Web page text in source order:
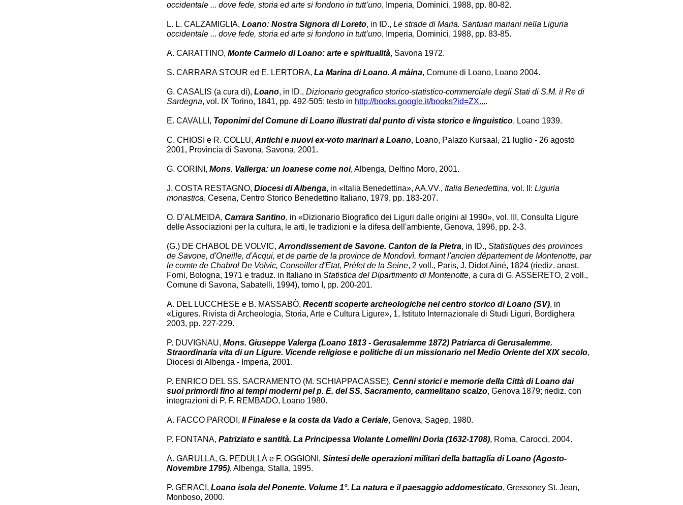
occidentale ... dove fede, storia ed arte si fondono in tutt’uno, Imperia, Dominici, 1988, pp. 80-82.
L. L. CALZAMIGLIA, Loano: Nostra Signora di Loreto, in ID., Le strade di Maria. Santuari mariani nella Liguria
occidentale ... dove fede, storia ed arte si fondono in tutt’uno, Imperia, Dominici, 1988, pp. 83-85.
A. CARATTINO, Monte Carmelo di Loano: arte e spiritualità, Savona 1972.
S. CARRARA STOUR ed E. LERTORA, La Marina di Loano. A màina, Comune di Loano, Loano 2004.
G. CASALIS (a cura di), Loano, in ID., Dizionario geografico storico-statistico-commerciale degli Stati di S.M. il Re di
Sardegna, vol. IX Torino, 1841, pp. 492-505; testo in http://books.google.it/books?id=ZX....
E. CAVALLI, Toponimi del Comune di Loano illustrati dal punto di vista storico e linguistico, Loano 1939.
C. CHIOSI e R. COLLU, Antichi e nuovi ex-voto marinari a Loano, Loano, Palazo Kursaal, 21 luglio - 26 agosto
2001, Provincia di Savona, Savona, 2001.
G. CORINI, Mons. Vallerga: un loanese come noi, Albenga, Delfino Moro, 2001.
J. COSTA RESTAGNO, Diocesi di Albenga, in «Italia Benedettina», AA.VV., Italia Benedettina, vol. II: Liguria
monastica, Cesena, Centro Storico Benedettino Italiano, 1979, pp. 183-207.
O. D'ALMEIDA, Carrara Santino, in «Dizionario Biografico dei Liguri dalle origini al 1990», vol. III, Consulta Ligure
delle Associazioni per la cultura, le arti, le tradizioni e la difesa dell'ambiente, Genova, 1996, pp. 2-3.
(G.) DE CHABOL DE VOLVIC, Arrondissement de Savone. Canton de la Pietra, in ID., Statistiques des provinces
de Savone, d'Oneille, d'Acqui, et de partie de la province de Mondovì, formant l'ancien département de Montenotte, par
le comte de Chabrol De Volvic, Conseiller d'Etat, Préfet de la Seine, 2 voll., Paris, J. Didot Ainé, 1824 (riediz. anast.
Forni, Bologna, 1971 e traduz. in Italiano in Statistica del Dipartimento di Montenotte, a cura di G. ASSERETO, 2 voll.,
Comune di Savona, Sabatelli, 1994), tomo I, pp. 200-201.
A. DEL LUCCHESE e B. MASSABÒ, Recenti scoperte archeologiche nel centro storico di Loano (SV), in
«Ligures. Rivista di Archeologia, Storia, Arte e Cultura Ligure», 1, Istituto Internazionale di Studi Liguri, Bordighera
2003, pp. 227-229.
P. DUVIGNAU, Mons. Giuseppe Valerga (Loano 1813 - Gerusalemme 1872) Patriarca di Gerusalemme.
Straordinaria vita di un Ligure. Vicende religiose e politiche di un missionario nel Medio Oriente del XIX secolo,
Diocesi di Albenga - Imperia, 2001.
P. ENRICO DEL SS. SACRAMENTO (M. SCHIAPPACASSE), Cenni storici e memorie della Città di Loano dai
suoi primordi fino ai tempi moderni pel p. E. del SS. Sacramento, carmelitano scalzo, Genova 1879; riediz. con
integrazioni di P. F. REMBADO, Loano 1980.
A. FACCO PARODI, Il Finalese e la costa da Vado a Ceriale, Genova, Sagep, 1980.
P. FONTANA, Patriziato e santità. La Principessa Violante Lomellini Doria (1632-1708), Roma, Carocci, 2004.
A. GARULLA, G. PEDULLÀ e F. OGGIONI, Sintesi delle operazioni militari della battaglia di Loano (Agosto-
Novembre 1795), Albenga, Stalla, 1995.
P. GERACI, Loano isola del Ponente. Volume 1°. La natura e il paesaggio addomesticato, Gressoney St. Jean,
Monboso, 2000.